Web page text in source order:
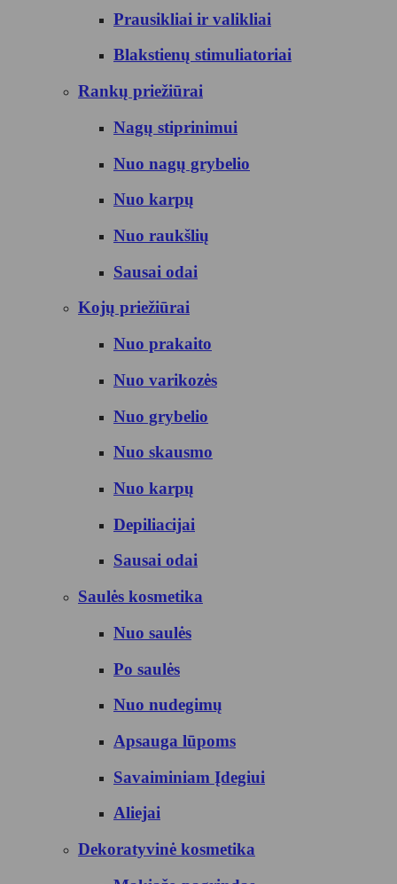
Prausikliai ir valikliai
Blakstienų stimuliatoriai
Rankų priežiūrai
Nagų stiprinimui
Nuo nagų grybelio
Nuo karpų
Nuo raukšlių
Sausai odai
Kojų priežiūrai
Nuo prakaito
Nuo varikozės
Nuo grybelio
Nuo skausmo
Nuo karpų
Depiliacijai
Sausai odai
Saulės kosmetika
Nuo saulės
Po saulės
Nuo nudegimų
Apsauga lūpoms
Savaiminiam Įdegiui
Aliejai
Dekoratyvinė kosmetika